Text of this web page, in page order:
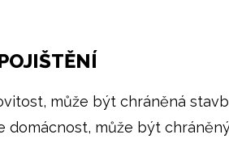
může být chráněná
domácnost, může být